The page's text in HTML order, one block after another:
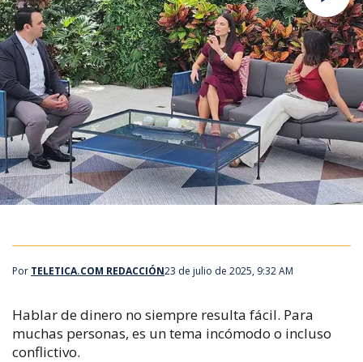
Por TELETICA.COM REDACCIÓN23 de julio de 2025, 9:32 AM
Hablar de dinero no siempre resulta fácil. Para
muchas personas, es un tema incómodo o incluso
conflictivo.